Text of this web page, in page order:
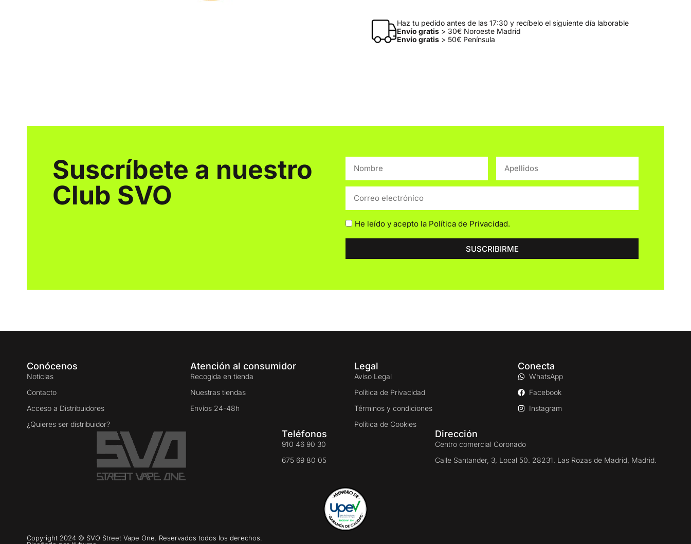
Haz tu pedido antes de las 17:30 y recíbelo el siguiente día laborable
Envío gratis> 30€ Noroeste Madrid
Envío gratis> 50€ Península
Suscríbete a nuestro
Club SVO
He leído y acepto la Política de Privacidad.
SUSCRIBIRME
Conócenos
Noticias
Contacto
Acceso a Distribuidores
¿Quieres ser distribuidor?
Atención al consumidor
Recogida en tienda
Nuestras tiendas
Envíos 24-48h
Legal
Aviso Legal
Política de Privacidad
Términos y condiciones
Política de Cookies
Conecta
WhatsApp
Facebook
Instagram
Teléfonos
910 46 90 30
675 69 80 05
Dirección
Centro comercial Coronado
Calle Santander, 3, Local 50. 28231. Las Rozas de Madrid, Madrid.
Copyright 2024 © SVO Street Vape One. Reservados todos los derechos.